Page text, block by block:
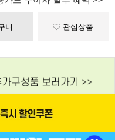
니 관심상품